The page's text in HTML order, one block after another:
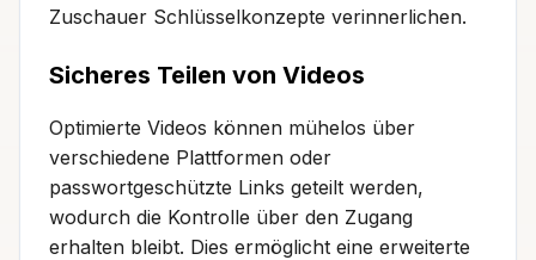
Zuschauer Schlüsselkonzepte verinnerlichen.
Sicheres Teilen von Videos
Optimierte Videos können mühelos über
verschiedene Plattformen oder
passwortgeschützte Links geteilt werden,
wodurch die Kontrolle über den Zugang
erhalten bleibt. Dies ermöglicht eine erweiterte